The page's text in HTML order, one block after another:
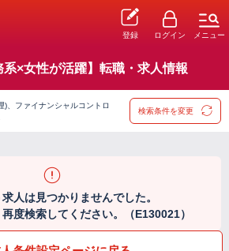
登録 ログイン メニュー
系×女性が活躍】転職・求人情報
)、ファイナンシャルコントロ
検索条件を変更
人は見つかりませんでした。
度検索してください。（E130021）